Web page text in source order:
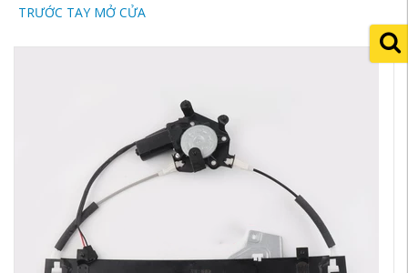
TRƯỚC TAY MỞ CỬA